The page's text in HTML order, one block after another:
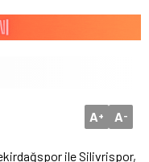
A+ A-
ile Silivrispor,